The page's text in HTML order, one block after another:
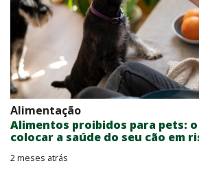
Alimentação
Alimentos proibidos para pets:
colocar a saúde do seu cão em
2 meses atrás